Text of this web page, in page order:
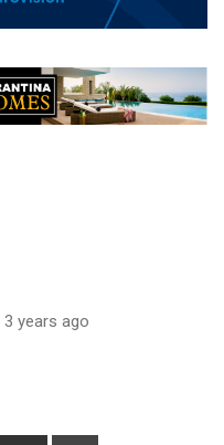
3 years ago